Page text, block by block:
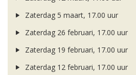
Zaterdag 5 maart, 17.00 uur
Zaterdag 26 februari, 17.00 uur
Zaterdag 19 februari, 17.00 uur
Zaterdag 12 februari, 17.00 uur